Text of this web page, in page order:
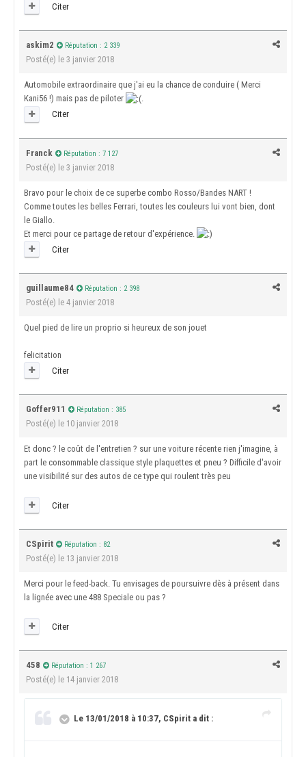
Citer
askim2 Réputation : 2 339
Posté(e) le 3 janvier 2018
Automobile extraordinaire que j'ai eu la chance de conduire ( Merci
Kani56 !) mais pas de piloter
.
Citer
Franck Réputation : 7 127
Posté(e) le 3 janvier 2018
Bravo pour le choix de ce superbe combo Rosso/Bandes NART !
Comme toutes les belles Ferrari, toutes les couleurs lui vont bien, dont
le Giallo.
Et merci pour ce partage de retour d'expérience.
Citer
guillaume84 Réputation : 2 398
Posté(e) le 4 janvier 2018
Quel pied de lire un proprio si heureux de son jouet
felicitation
Citer
Goffer911 Réputation : 385
Posté(e) le 10 janvier 2018
Et donc ? le coût de l'entretien ? sur une voiture récente rien j'imagine, à
part le consommable classique style plaquettes et pneu ? Difficile d'avoir
une visibilité sur des autos de ce type qui roulent très peu
Citer
CSpirit Réputation : 82
Posté(e) le 13 janvier 2018
Merci pour le feed-back. Tu envisages de poursuivre dès à présent dans
la lignée avec une 488 Speciale ou pas ?
Citer
458 Réputation : 1 267
Posté(e) le 14 janvier 2018
Le 13/01/2018 à 10:37, CSpirit a dit :